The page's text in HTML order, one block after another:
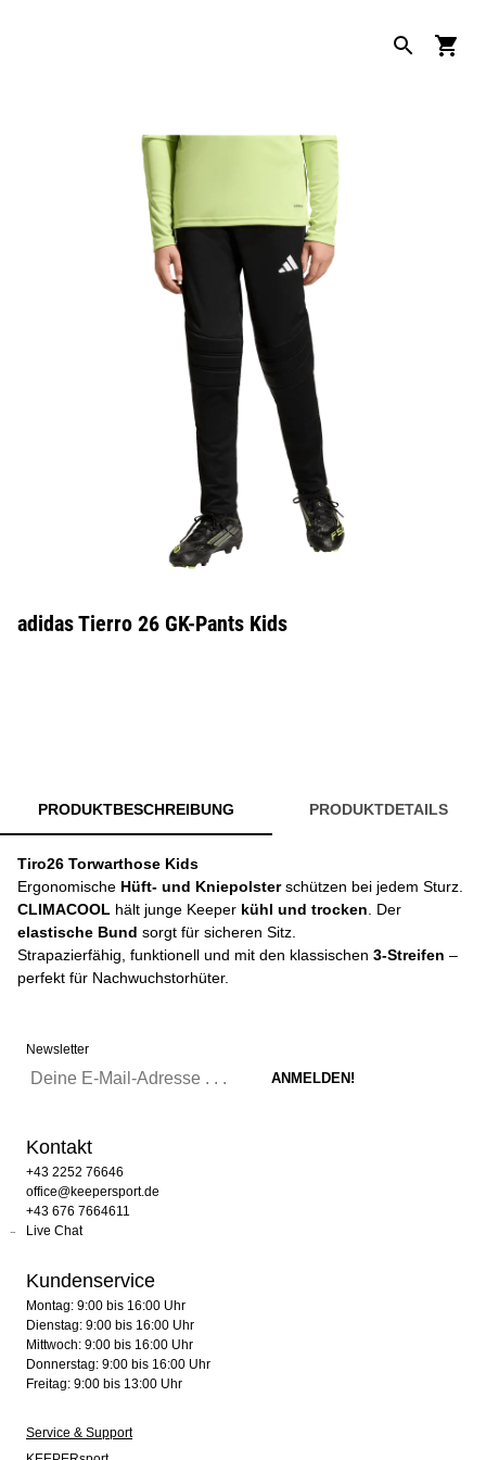
adidas Tierro 26 GK-Pants Kids
PRODUKTBESCHREIBUNG PRODUKTDETAILS
Tiro26 Torwarthose Kids
Ergonomische Hüft‑ und Kniepolsterschützen bei jedem Sturz.
CLIMACOOL hält junge Keeper kühl und trocken . Der
elastische Bund sorgt für sicheren Sitz.
Strapazierfähig, funktionell und mit den klassischen 3‑Streifen –
perfekt für Nachwuchstorhüter.
Newsletter
Kontakt
+43 2252 76646
office@keepersport.de
+43 676 7664611
Live Chat
Kundenservice
Montag: 9:00 bis 16:00 Uhr
Dienstag: 9:00 bis 16:00 Uhr
Mittwoch: 9:00 bis 16:00 Uhr
Donnerstag: 9:00 bis 16:00 Uhr
Freitag: 9:00 bis 13:00 Uhr
Service & Support